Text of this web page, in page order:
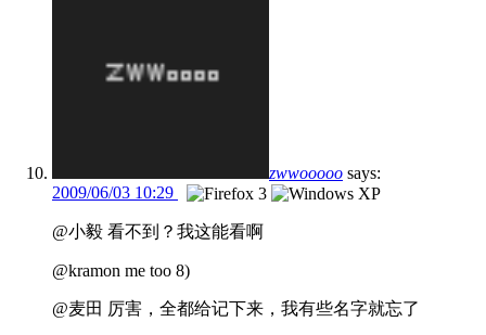
zwwooooo says:
2009/06/03 10:29
@小毅 看不到？我这能看啊
@kramon me too 8)
@麦田 厉害，全都给记下来，我有些名字就忘了